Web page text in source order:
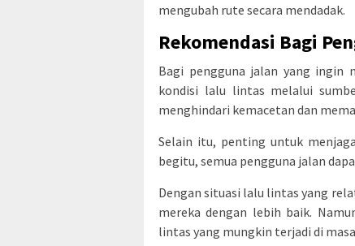
mengubah rute secara mendadak.
Rekomendasi Bagi
Bagi pengguna jalan yang ingin
kondisi lalu lintas melalui
menghindari kemacetan dan
Selain itu, penting untuk
begitu, semua pengguna jalan
Dengan situasi lalu lintas yang
mereka dengan lebih baik.
lintas yang mungkin terjadi di